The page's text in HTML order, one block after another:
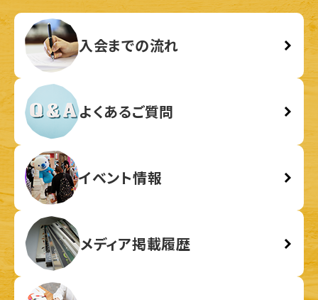
入会までの流れ
よくあるご質問
イベント情報
メディア掲載履歴